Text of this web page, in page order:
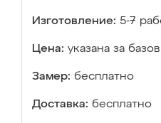
Изготовление: 5-7
Цена: указана за
Замер: бесплатно
Доставка: бесплатно